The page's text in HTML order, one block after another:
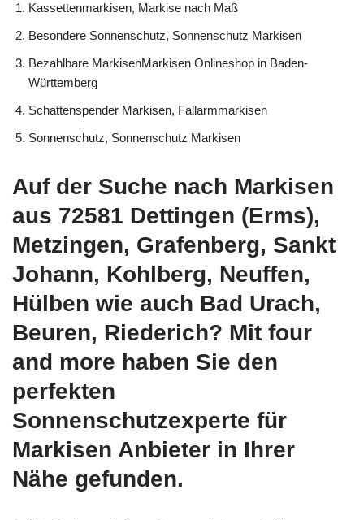
Kassettenmarkisen, Markise nach Maß
Besondere Sonnenschutz, Sonnenschutz Markisen
Bezahlbare MarkisenMarkisen Onlineshop in Baden-
Württemberg
Schattenspender Markisen, Fallarmmarkisen
Sonnenschutz, Sonnenschutz Markisen
Auf der Suche nach Markisen
aus 72581 Dettingen (Erms),
Metzingen, Grafenberg, Sankt
Johann, Kohlberg, Neuffen,
Hülben wie auch Bad Urach,
Beuren, Riederich? Mit four
and more haben Sie den
perfekten
Sonnenschutzexperte für
Markisen Anbieter in Ihrer
Nähe gefunden.